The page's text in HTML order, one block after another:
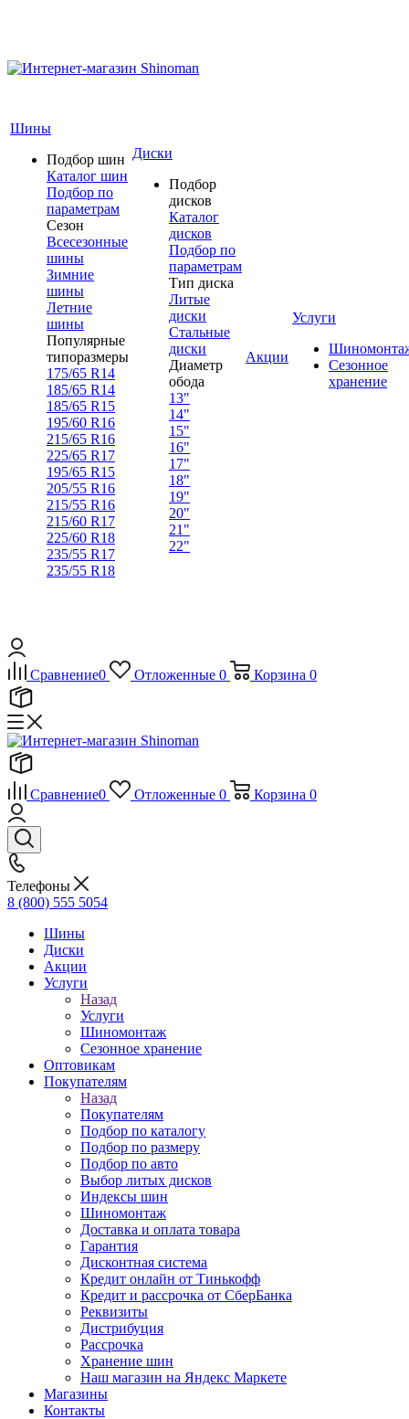
Шины
Подбор шин
Каталог шин
Подбор по
параметрам
Сезон
Всесезонные
шины
Зимние
шины
Летние
шины
Популярные
типоразмеры
175/65 R14
185/65 R14
185/65 R15
195/60 R16
215/65 R16
225/65 R17
195/65 R15
205/55 R16
215/55 R16
215/60 R17
225/60 R18
235/55 R17
235/55 R18
Диски
Подбор
дисков
Каталог
дисков
Подбор по
параметрам
Тип диска
Литые
диски
Стальные
диски
Диаметр
обода
13"
14"
15"
16"
17"
18"
19"
20"
21"
22"
Акции
Услуги
Сезонное
хранение
Сравнение0 Отложенные 0 Корзина 0
Сравнение0 Отложенные 0 Корзина 0
Телефоны
8 (800) 555 5054
Шины
Диски
Акции
Услуги
Назад
Услуги
Шиномонтаж
Сезонное хранение
Оптовикам
Покупателям
Назад
Покупателям
Подбор по каталогу
Подбор по размеру
Подбор по авто
Выбор литых дисков
Индексы шин
Шиномонтаж
Доставка и оплата товара
Гарантия
Дисконтная система
Кредит онлайн от Тинькофф
Кредит и рассрочка от СберБанка
Реквизиты
Дистрибуция
Рассрочка
Хранение шин
Наш магазин на Яндекс Маркете
Магазины
Контакты